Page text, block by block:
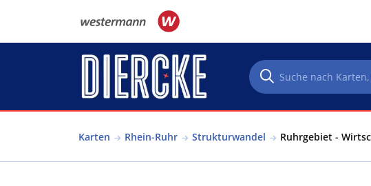
Karten Rhein-Ruhr Strukturwandel Ruhrgebiet -